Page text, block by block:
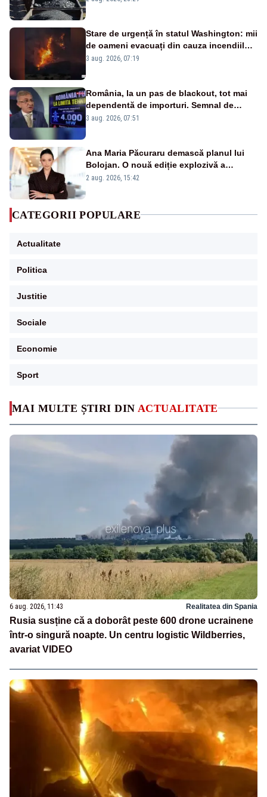
MAI MULTE ȘTIRI DIN ACTUALITATE
6 aug. 2026, 11:43 Realitatea din Spania
Rusia susține că a doborât peste 600 drone ucrainene
într-o singură noapte. Un centru logistic Wildberries,
avariat VIDEO
Stare de urgență în statul Washington: mii
de oameni evacuați din cauza incendiilor
puternice de vegetație
3 aug. 2026, 07:19
România, la un pas de blackout, tot mai
dependentă de importuri. Semnal de
alarmă tras de un expert în energie
3 aug. 2026, 07:51
Ana Maria Păcuraru demască planul lui
Bolojan. O nouă ediție explozivă a
emisiunii „Miza Zilei” la Realitatea PLUS
2 aug. 2026, 15:42
CATEGORII POPULARE
Actualitate
Politica
Justitie
Sociale
Economie
Sport